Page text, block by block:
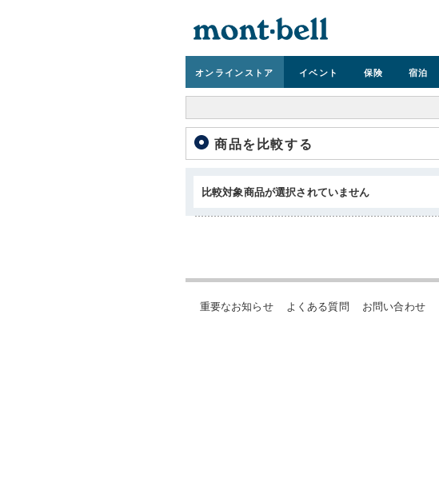
オンラインストア イベント 保険 宿泊
商品を比較する
比較対象商品が選択されていません
重要なお知らせ よくある質問 お問い合わせ